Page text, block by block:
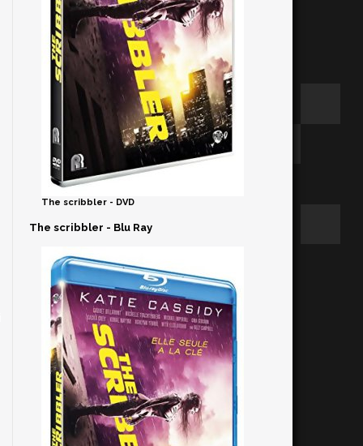
The scribbler - DVD
The scribbler - Blu Ray